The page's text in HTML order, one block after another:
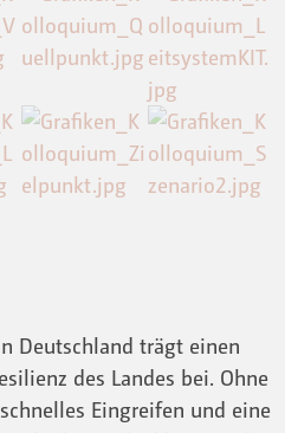
Deutschland trägt einen
des Landes bei. Ohne
Eingreifen und eine